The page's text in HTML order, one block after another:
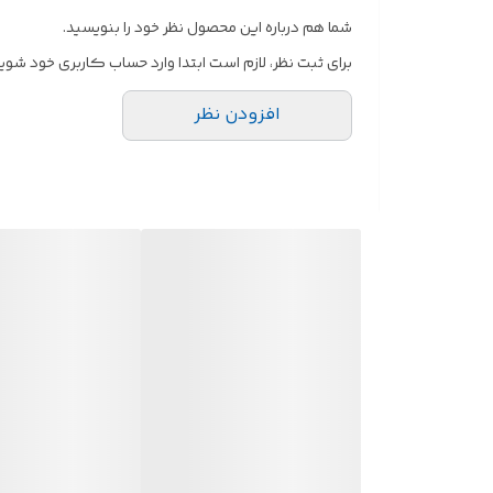
شما هم درباره این محصول نظر خود را بنویسید.
برای ثبت نظر، لازم است ابتدا وارد حساب کاربری خود
افزودن نظر